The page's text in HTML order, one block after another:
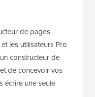
de pages
les utilisateurs Pro
constructeur de
de concevoir vos
écrire une seule